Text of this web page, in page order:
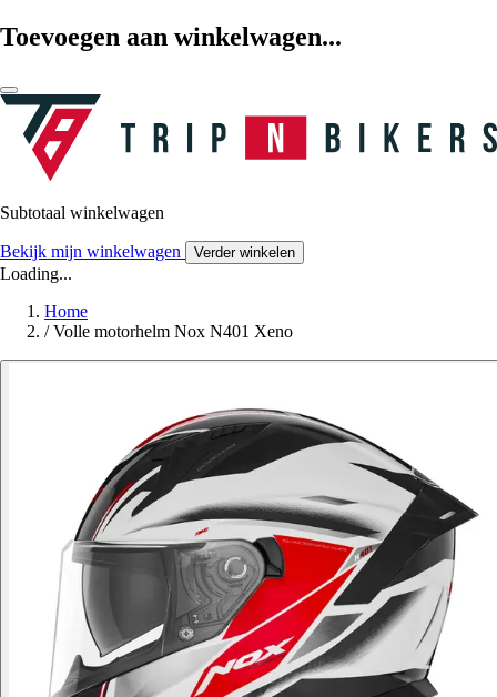
Toevoegen aan winkelwagen...
Subtotaal winkelwagen
Bekijk mijn winkelwagen Verder winkelen
Loading...
Home
/ Volle motorhelm Nox N401 Xeno